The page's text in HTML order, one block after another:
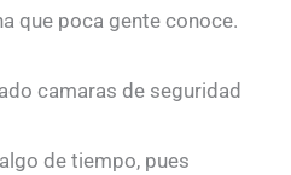
que poca gente conoce.
de tiempo, pues